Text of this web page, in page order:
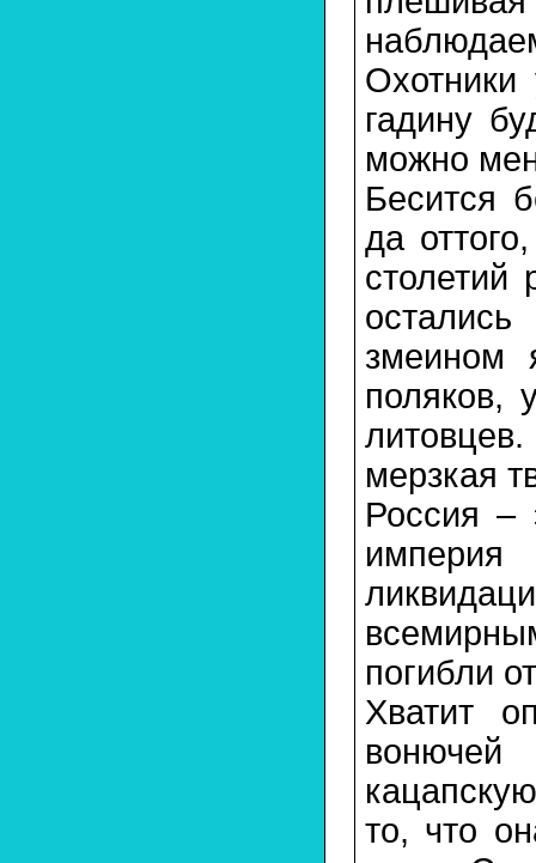
гадину
можно
Бесится
да
столетий
змеином
поляков,
мерзкая
Россия –
погибли
Хватит
вонючей
то, что